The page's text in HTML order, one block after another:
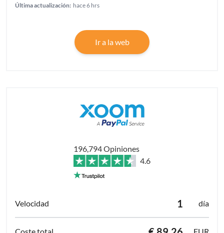
Última actualización: hace 6 hrs
Ir a la web
196,794 Opiniones
4.6
1 día